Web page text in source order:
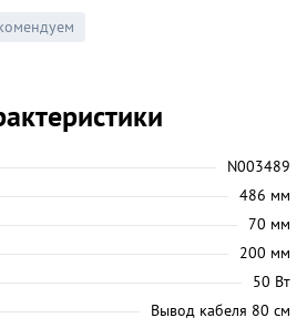
N003489
486 мм
70 мм
200 мм
50 Вт
Вывод кабеля 80 см